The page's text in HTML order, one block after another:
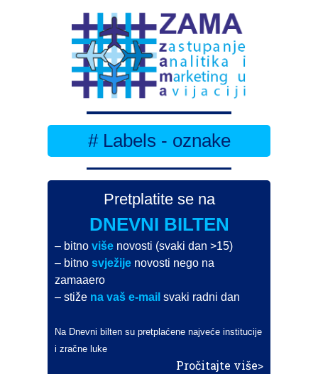
# Labels - oznake
Pretplatite se na
DNEVNI BILTEN
– bitnoviše novosti (svaki dan >15)
– bitnosvježije novosti nego na
zamaaero
– stiže na vaš e-mail svaki radni dan
Na Dnevni bilten su pretplaćene najveće institucije
i zračne luke
Pročitajte više>